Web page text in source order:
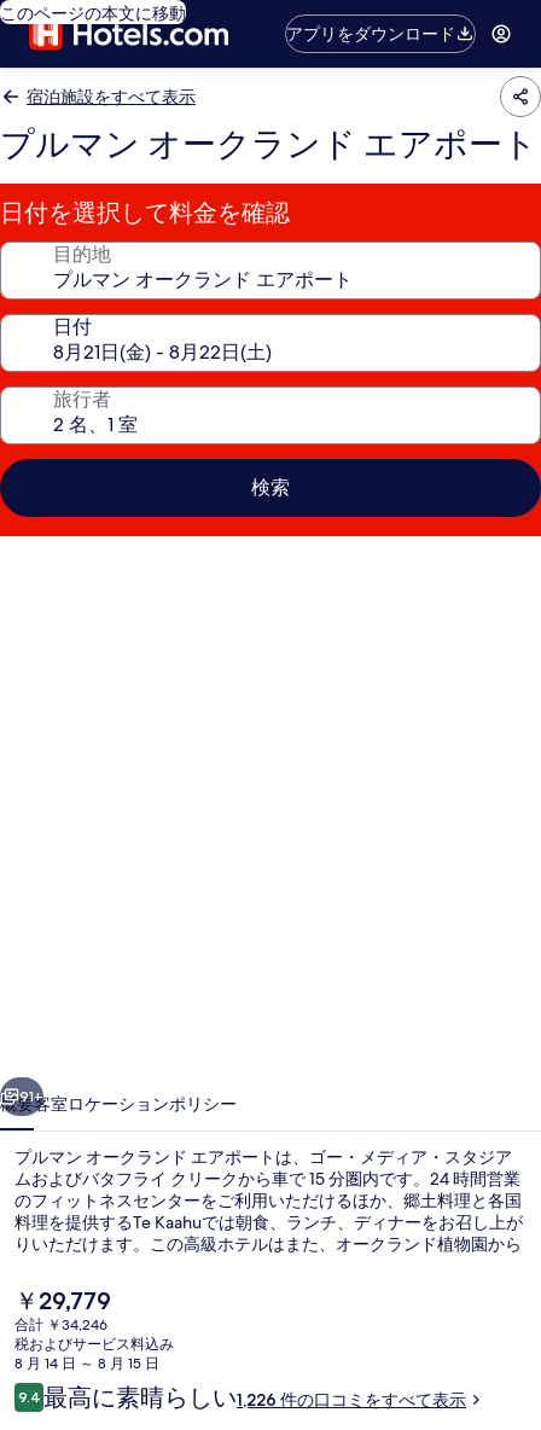
このページの本文に移動
アプリをダウンロード
宿泊施設をすべて表示
プルマン オークランド エアポート
日付を選択して料金を確認
目的地
日付
旅行者
検索
ラ
ン
ド
エ
ア
ポ
ー
ト
の
91+
概要客室ロケーションポリシー
プルマン オークランド エアポートは、ゴー・メディア・スタジア
ムおよびバタフライ クリークから車で 15 分圏内です。24 時間営業
のフィットネスセンターをご利用いただけるほか、郷土料理と各国
料理を提供するTe Kaahuでは朝食、ランチ、ディナーをお召し上が
りいただけます。この高級ホテルはまた、オークランド植物園から
ます。
現
在
の
料
金
は
￥29,779
合計 ￥34,246
税およびサービス料込み
8 月 14 日 ～ 8 月 15 日
口
コ
9.410段階中9.4
最高に素晴らしい1,226 件の口コミをすべて表示